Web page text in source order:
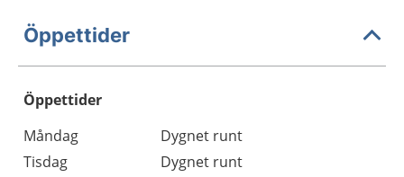
Öppettider
Öppettider
Dag
Öppettider
Kommentarer
Måndag
Dygnet runt
Tisdag
Dygnet runt